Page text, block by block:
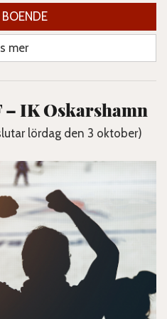
mer
– IK Oskarshamn
lördag den 3 oktober)